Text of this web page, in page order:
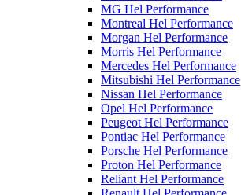
MG Hel Performance
Montreal Hel Performance
Morgan Hel Performance
Morris Hel Performance
Mercedes Hel Performance
Mitsubishi Hel Performance
Nissan Hel Performance
Opel Hel Performance
Peugeot Hel Performance
Pontiac Hel Performance
Porsche Hel Performance
Proton Hel Performance
Reliant Hel Performance